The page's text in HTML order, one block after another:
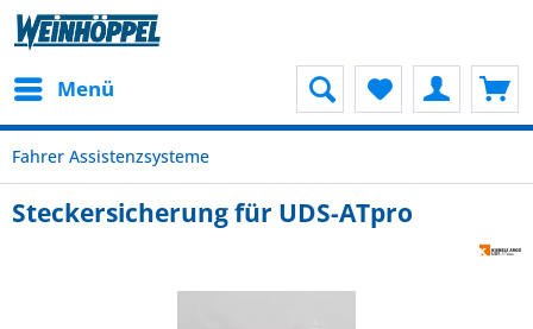
Menü
Fahrer Assistenzsysteme
Steckersicherung für UDS-ATpro